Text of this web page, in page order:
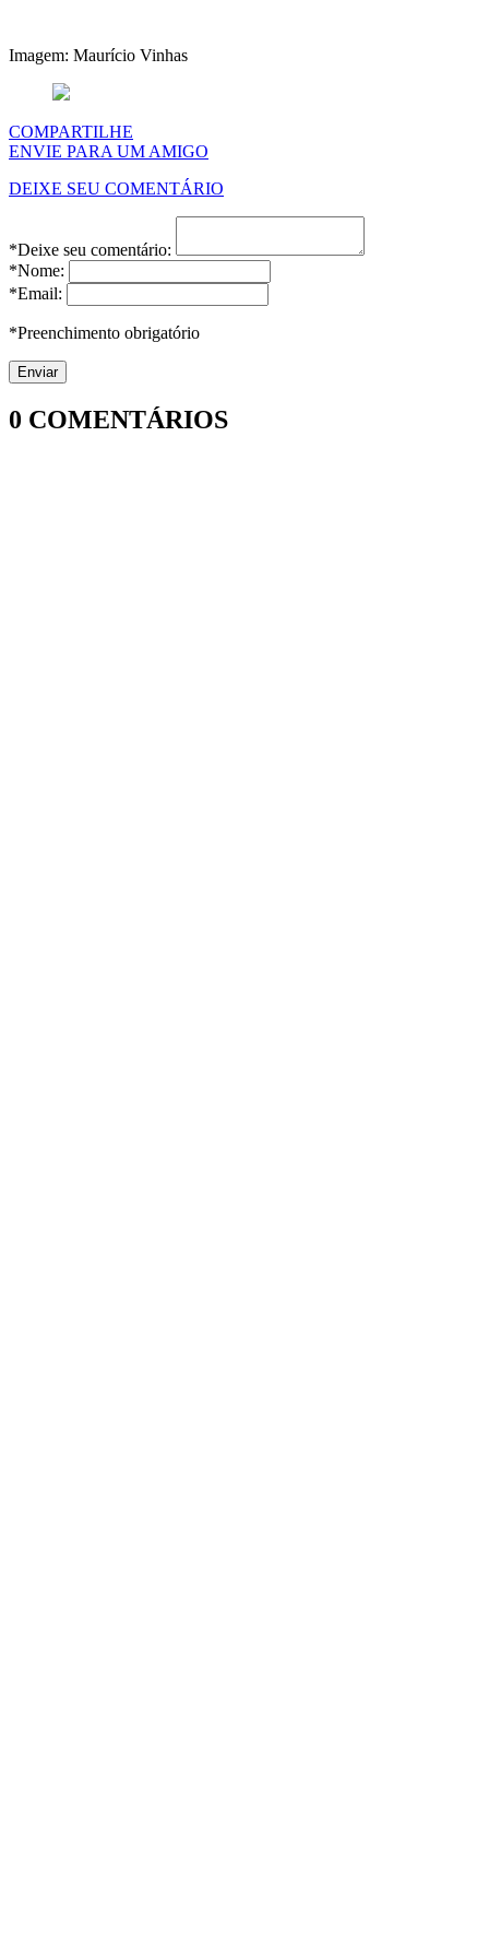
Imagem: Maurício Vinhas
COMPARTILHE
ENVIE PARA UM AMIGO
DEIXE SEU COMENTÁRIO
*Deixe seu comentário:
*Nome:
*Email:
*Preenchimento obrigatório
0 COMENTÁRIOS